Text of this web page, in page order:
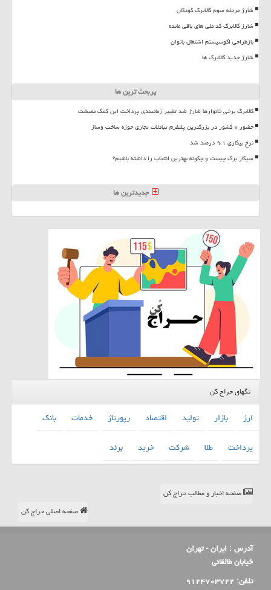
شارژ مرحله سوم کالابرگ کودکان
شارژ کالابرگ کد ملی های باقی مانده
بازطراحی اکوسیستم اشتغال بانوان
شارژ جدید کالابرگ ها
پربحث ترین ها
کالابرگ برخی خانوارها شارژ شد تغییر زمانبندی پرداخت این کمک معیشت
حضور ۷ کشور در بزرگترین پلتفرم تبادلات تجاری حوزه ساخت وساز
نرخ بیکاری ۹،۱ درصد شد
سیگار برگ چیست و چگونه بهترین انتخاب را داشته باشیم؟
جدیدترین ها
تگهای حراج کن
ارز بازار تولید اقتصاد رپورتاژ خدمات
بانك
پرداخت
طلا شركت خرید برند
صفحه اخبار و مطالب حراج کن
صفحه اصلی حراج کن
آدرس : ایران - تهران
خیابان طالقانی
تلفن: ۹۱۲۴۷۰۳۷۲۲